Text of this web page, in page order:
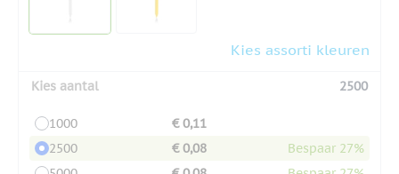
Kies assorti kleuren
Kies aantal 2500
1000
€ 0,11
2500
€ 0,08
Bespaar 27%